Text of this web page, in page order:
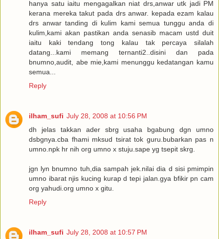
hanya satu iaitu mengagalkan niat drs,anwar utk jadi PM
kerana mereka takut pada drs anwar. kepada ezam kalau
drs anwar tanding di kulim kami semua tunggu anda di
kulim,kami akan pastikan anda senasib macam ustd duit
iaitu kaki tendang tong kalau tak percaya silalah
datang...kami memang ternanti2..disini dan pada
bnumno,audit, abe mie,kami menunggu kedatangan kamu
semua...
Reply
ilham_sufi July 28, 2008 at 10:56 PM
dh jelas takkan ader sbrg usaha bgabung dgn umno
dsbgnya.cba fhami mksud tsirat tok guru.bubarkan pas n
umno.npk hr nih org umno x stuju.sape yg tsepit skrg.
jgn lyn bnumno tuh,dia sampah jek.nilai dia d sisi pmimpin
umno ibarat njis kucing kurap d tepi jalan.gya bfikir pn cam
org yahudi.org umno x gitu.
Reply
ilham_sufi July 28, 2008 at 10:57 PM